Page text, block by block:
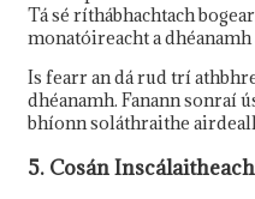
Tá sé ríthábhachtach
monatóireacht a
Is fearr an dá rud trí
dhéanamh. Fanann sonraí
bhíonn soláthraithe
5. Cosán